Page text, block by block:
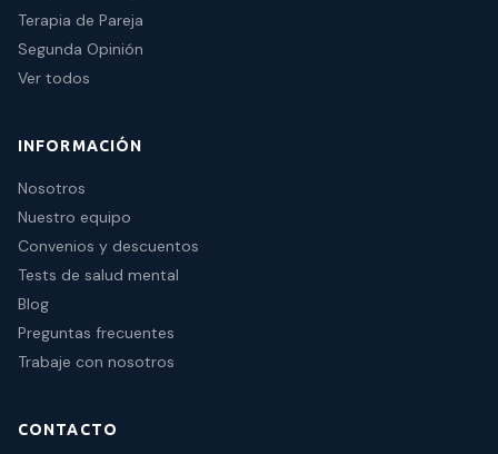
Terapia de Pareja
Segunda Opinión
Ver todos
INFORMACIÓN
Nosotros
Nuestro equipo
Convenios y descuentos
Tests de salud mental
Blog
Preguntas frecuentes
Trabaje con nosotros
CONTACTO